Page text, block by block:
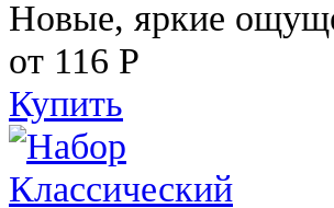
Новые, яркие
от 116 Р
Купить